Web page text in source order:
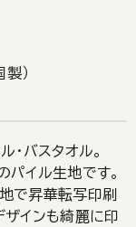
）
・バスタオル。
イル生地です。
で昇華転写印刷
インも綺麗に印